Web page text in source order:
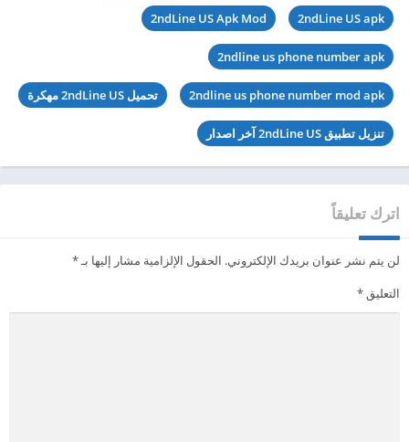
2ndLine US apk
2ndLine US Apk Mod
2ndline us phone number apk
2ndline us phone number mod apk تحميل 2ndLine US مهكرة
تنزيل تطبيق 2ndLine US آخر اصدار
اترك تعليقاً
لن يتم نشر عنوان بريدك الإلكتروني. الحقول الإلزامية مشار إليها بـ*
التعليق*